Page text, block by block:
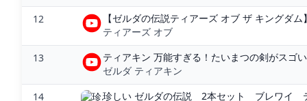
12
【ゼルダの伝説ティアーズ オブ ザ キングダ
ティアーズ オブ
13
ティアキン 万能すぎる！たいまつの剣がスゴ
ゼルダ ティアキン
14
珍しい ゼルダの伝説 2本セット ブレワイ